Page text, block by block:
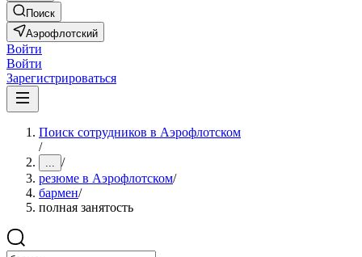
Поиск
Аэрофлотский
Войти
Войти
Зарегистрироваться
Поиск сотрудников в Аэрофлотском
/
... /
резюме в Аэрофлотском/
бармен/
полная занятость